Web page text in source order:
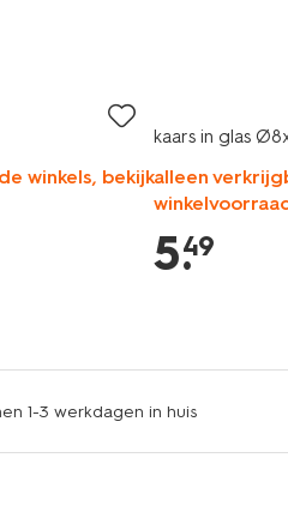
winkels, bekijk
kaars in glas
alleen
5.
49
1-3 werkdagen in huis